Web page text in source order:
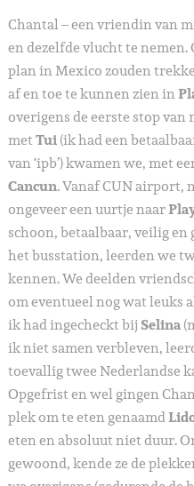
Chantal – een vriendin van
en dezelfde vlucht te
plan in Mexico zouden
af en toe te kunnen zien in
overigens de eerste stop
metTui(ik had een
van ‘ipb’) kwamen we, met
Cancun. Vanaf CUN airport,
ongeveer een uurtje naar
schoon, betaalbaar, veilig en
het busstation, leerden we
kennen. We deelden
om eventueel nog wat leuks
ik had ingecheckt bij Selina
ik niet samen verbleven,
toevallig twee Nederlandse
Opgefrist en wel gingen
plek om te eten genaamd
eten en absoluut niet duur.
gewoond, kende ze de